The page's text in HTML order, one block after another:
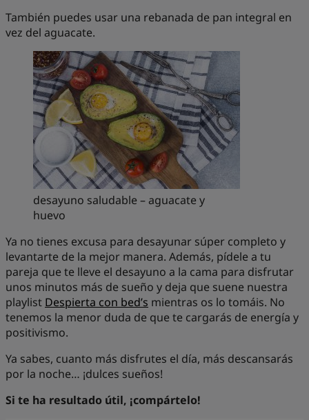
También puedes usar una rebanada de pan integral en
vez del aguacate.
desayuno saludable – aguacate y
huevo
Ya no tienes excusa para desayunar súper completo y
levantarte de la mejor manera. Además, pídele a tu
pareja que te lleve el desayuno a la cama para disfrutar
unos minutos más de sueño y deja que suene nuestra
playlist Despierta con bed’s mientras os lo tomáis. No
tenemos la menor duda de que te cargarás de energía y
positivismo.
Ya sabes, cuanto más disfrutes el día, más descansarás
por la noche… ¡dulces sueños!
Si te ha resultado útil, ¡compártelo!